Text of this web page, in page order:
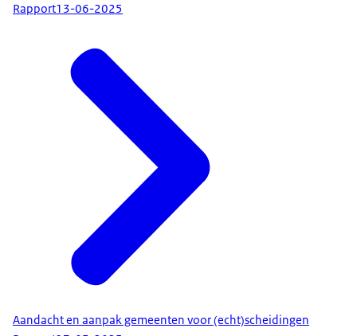
Rapport13-06-2025
Aandacht en aanpak gemeenten voor (echt)scheidingen